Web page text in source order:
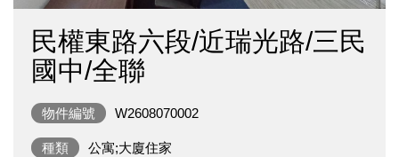
民權東路六段/近瑞光路/三民
國中/全聯
物件編號 W2608070002
種類 公寓;大廈住家